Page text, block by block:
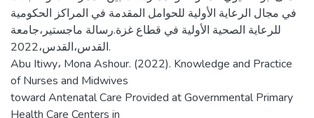
في مجال الرعاية الأولية للحوامل المقدمة في المراكز الحكومية
للرعاية الصحية الأولية في قطاع غزة.رسالة ماجستير،جامعة
القدس،القدس،2022.
Abu Itiwy، Mona Ashour. (2022). Knowledge and Practice
of Nurses and Midwives
toward Antenatal Care Provided at Governmental Primary
Health Care Centers in